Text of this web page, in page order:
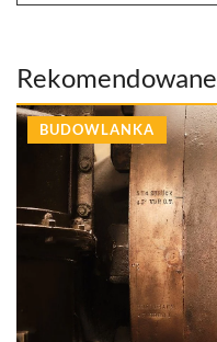
Rekomendowane
BUDOWLANKA